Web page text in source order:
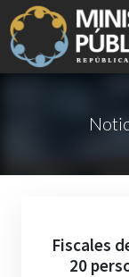
Fiscales
20